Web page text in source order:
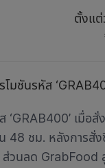
ตั้งแ
โมชันรหัส
‘GRAB400’ เมื่อ
48 ชม. หลังการสั่ง
ส่วนลด GrabFood